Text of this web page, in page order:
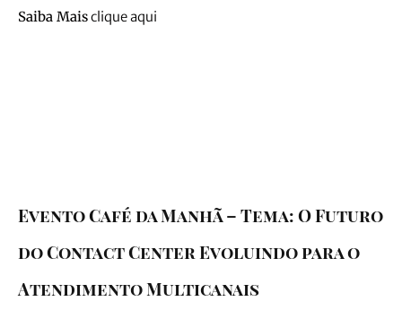
Saiba Maisclique aqui
Our History
Evento Café da Manhã – Tema: O Futuro
do Contact Center Evoluindo para o
Atendimento Multicanais